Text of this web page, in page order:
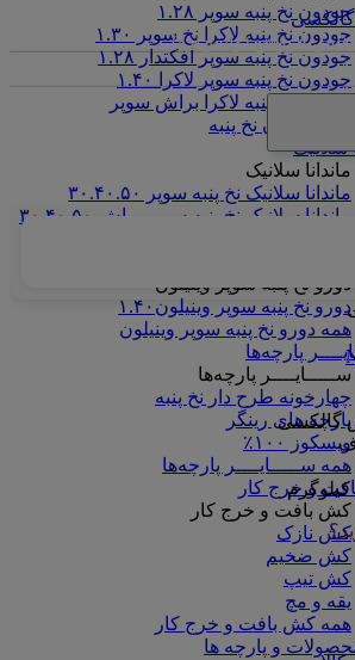
جودون نخ پنبه سوپر ۱.۲۸
جودون نخ پنبه لاکرا نخ سوپر ۱.۳۰
جودون نخ پنبه سوپر افکتدار ۱.۲۸
جودون نخ پنبه سوپر لاکرا ۱.۴۰
جودون نخ پنبه لاکرا براش سوپر
همه جودون نخ پنبه
سلانیک
ماندانا سلانیک
ماندانا سلانیک نخ پنبه سوپر ۳۰.۴۰.۵۰
ماندانا سلانیک نخ پنبه سوپر براش ۳۰.۴۰.۵۰
پنبه سوپر وینیلون
دورو نخ پنبه سوپر وینیلون
دورو نخ پنبه سوپر وینیلون۱.۴۰
همه دورو نخ پنبه سوپر وینیلون
پارچه‌ها
ســـــایــــر پارچه‌ها
چهارخونه طرح دار نخ پنبه
پارچه های رینگر
ویسکوز ۱۰۰٪
همه ســـــایــــر پارچه‌ها
و خرج کار
کش بافت و خرج کار
کش نازک
کش ضخیم
کش تیپ
یقه و مچ
همه کش بافت و خرج کار
و پارچه ها
گالکسی